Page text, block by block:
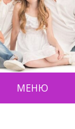
МЕНЮ